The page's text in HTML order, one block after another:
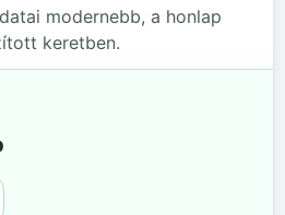
modernebb, a honlap
keretben.